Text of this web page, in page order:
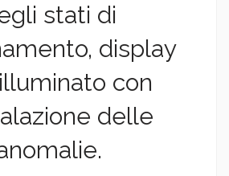
stati di
display
con
delle